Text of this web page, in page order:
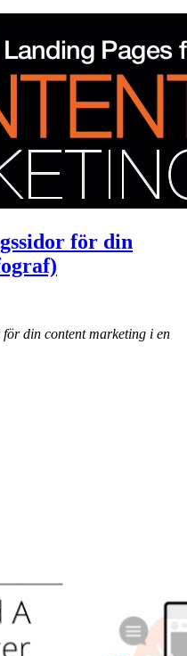
för din
din content marketing i en